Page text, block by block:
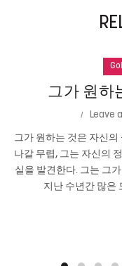
그가 원하
Leave
그가 원하는 것은 자신
나갈 무렵, 그는 자신의
실을 발견한다. 그는 그
지난 수년간 많은